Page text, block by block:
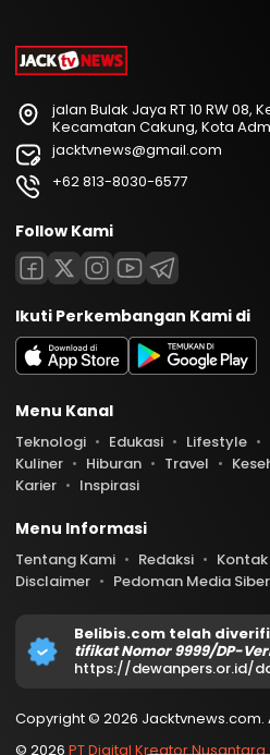
jalan Bulak Jaya RT 10 RW 08,
Kecamatan Cakung, Kota
jacktvnews@gmail.com
+62 813-8030-6577
Follow Kami
Ikuti Perkembangan Kami di
Menu Kanal
Teknologi Edukasi Lifestyle
Kuliner
Hiburan Travel
Karier
Inspirasi
Menu Informasi
Tentang Kami Redaksi
Disclaimer
Pedoman Media Siber
Belibis.com telah
tifikat Nomor 9999/DP-
https://dewanpers.or.id/
Copyright © 2026 Jacktvnews.com.
© 2026 PT Digital Kreator Nusantara